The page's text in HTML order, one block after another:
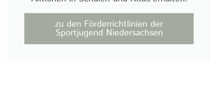
zu den Förderrichtlinien der
Sportjugend Niedersachsen